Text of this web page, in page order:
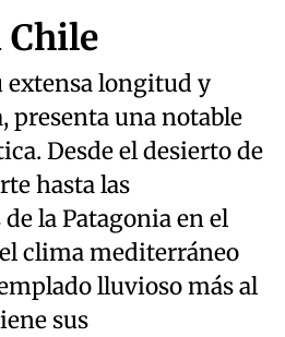
Chile
extensa longitud y
presenta una notable
Desde el desierto de
hasta las
la Patagonia en el
clima mediterráneo
lluvioso más al
sus